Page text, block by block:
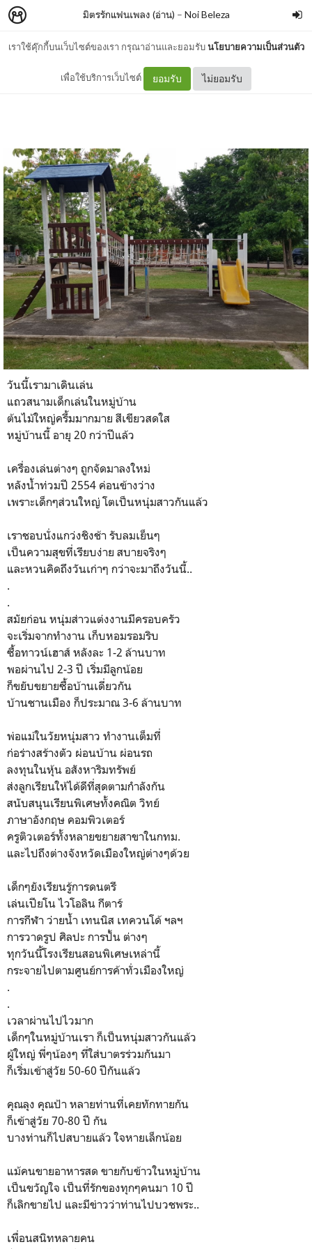
เราใช้คุ๊กกี้บนเว็บไซต์ของเรา กรุณาอ่านและยอมรับนโยบายความเป็นส่วนตัว
เพื่อใช้บริการเว็บไซต์ ยอมรับ ไม่ยอมรับ
มิตรรักแฟนเพลง (อ่าน) – Noi Beleza
อยู่กับสิ่งที่มี..ไม่ใช่สิ่งที่ฝัน
วันนี้เรามาเดินเล่น
แถวสนามเด็กเล่นในหมู่บ้าน
ต้นไม้ใหญ่ครึ้มมากมาย สีเขียวสดใส
หมู่บ้านนี้ อายุ 20 กว่าปีแล้ว
เครื่องเล่นต่างๆ ถูกจัดมาลงใหม่
หลังน้ำท่วมปี 2554 ค่อนข้างว่าง
เพราะเด็กๆส่วนใหญ่ โตเป็นหนุ่มสาวกันแล้ว
เราชอบนั่งแกว่งชิงช้า รับลมเย็นๆ
เป็นความสุขที่เรียบง่าย สบายจริงๆ
และหวนคิดถึงวันเก่าๆ กว่าจะมาถึงวันนี้..
.
.
สมัยก่อน หนุ่มส่าวแต่งงานมีครอบครัว
จะเริ่มจากทำงาน เก็บหอมรอมริบ
ซื้อทาวน์เฮาส์ หลังละ 1-2 ล้านบาท
พอผ่านไป 2-3 ปี เริ่มมีลูกน้อย
ก็ขยับขยายซื้อบ้านเดี่ยวกัน
บ้านชานเมือง ก็ประมาณ 3-6 ล้านบาท
พ่อแม่ในวัยหนุ่มสาว ทำงานเต็มที่
ก่อร่างสร้างตัว ผ่อนบ้าน ผ่อนรถ
ลงทุนในหุ้น อสังหาริมทรัพย์
ส่งลูกเรียนให้ได้ดีที่สุดตามกำลังกัน
สนับสนุนเรียนพิเศษทั้งคณิต วิทย์
ภาษาอังกฤษ คอมพิวเตอร์
ครูติวเตอร์ทั้งหลายขยายสาขาในกทม.
และไปถึงต่างจังหวัดเมืองใหญ่ต่างๆด้วย
เด็กๆยังเรียนรู้การดนตรี
เล่นเปียโน ไวโอลิน กีตาร์
การกีฬา ว่ายน้ำ เทนนิส เทควนโด้ ฯลฯ
การวาดรูป ศิลปะ การปั้น ต่างๆ
ทุกวันนี้โรงเรียนสอนพิเศษเหล่านี้
กระจายไปตามศูนย์การค้าทั่วเมืองใหญ่
.
.
เวลาผ่านไปไวมาก
เด็กๆในหมู่บ้านเรา ก็เป็นหนุ่มสาวกันแล้ว
ผู้ใหญ่ พี่ๆน้องๆ ที่ใส่บาตรร่วมกันมา
ก็เริ่มเข้าสู่วัย 50-60 ปีกันแล้ว
คุณลุง คุณป้า หลายท่านที่เคยทักทายกัน
ก็เข้าสู่วัย 70-80 ปี กัน
บางท่านก็ไปสบายแล้ว ใจหายเล็กน้อย
แม้คนขายอาหารสด ขายกับข้าวในหมู่บ้าน
เป็นขวัญใจ เป็นที่รักของทุกๆคนมา 10 ปี
ก็เลิกขายไป และมีข่าวว่าท่านไปบวชพระ..
เพื่อนสนิทหลายคน